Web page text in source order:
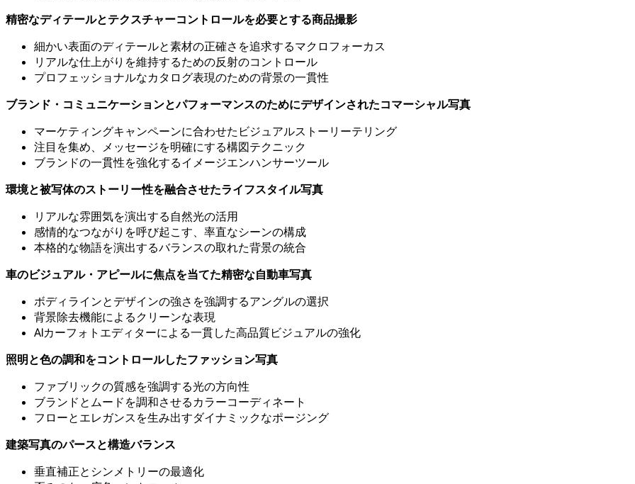
精密なディテールとテクスチャーコントロールを必要とする商品撮影
細かい表面のディテールと素材の正確さを追求するマクロフォーカス
リアルな仕上がりを維持するための反射のコントロール
プロフェッショナルなカタログ表現のための背景の一貫性
ブランド・コミュニケーションとパフォーマンスのためにデザインされたコマーシャル写真
マーケティングキャンペーンに合わせたビジュアルストーリーテリング
注目を集め、メッセージを明確にする構図テクニック
ブランドの一貫性を強化するイメージエンハンサーツール
環境と被写体のストーリー性を融合させたライフスタイル写真
リアルな雰囲気を演出する自然光の活用
感情的なつながりを呼び起こす、率直なシーンの構成
本格的な物語を演出するバランスの取れた背景の統合
車のビジュアル・アピールに焦点を当てた精密な自動車写真
ボディラインとデザインの強さを強調するアングルの選択
背景除去機能によるクリーンな表現
AIカーフォトエディターによる一貫した高品質ビジュアルの強化
照明と色の調和をコントロールしたファッション写真
ファブリックの質感を強調する光の方向性
ブランドとムードを調和させるカラーコーディネート
フローとエレガンスを生み出すダイナミックなポージング
建築写真のパースと構造バランス
垂直補正とシンメトリーの最適化